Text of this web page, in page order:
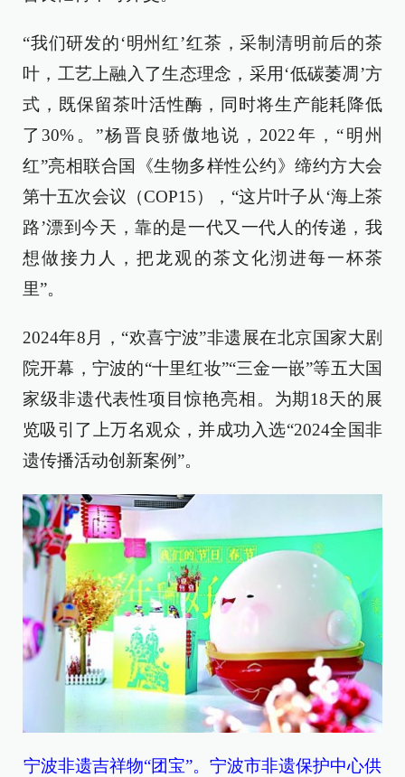
“我们研发的‘明州红’红茶，采制清明前后的茶
叶，工艺上融入了生态理念，采用‘低碳萎凋’方
式，既保留茶叶活性酶，同时将生产能耗降低
了30%。”杨晋良骄傲地说，2022年，“明州
红”亮相联合国《生物多样性公约》缔约方大会
第十五次会议（COP15），“这片叶子从‘海上茶
路’漂到今天，靠的是一代又一代人的传递，我
想做接力人，把龙观的茶文化沏进每一杯茶
里”。
2024年8月，“欢喜宁波”非遗展在北京国家大剧
院开幕，宁波的“十里红妆”“三金一嵌”等五大国
家级非遗代表性项目惊艳亮相。为期18天的展
览吸引了上万名观众，并成功入选“2024全国非
遗传播活动创新案例”。
宁波非遗吉祥物“团宝”。宁波市非遗保护中心供